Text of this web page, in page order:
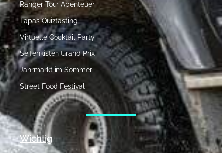
Ranger Tour Abenteuer
Tapas Quiztasting
Virtuelle Cocktail Party
Seifenkisten Grand Prix
Jahrmarkt im Sommer
Street Food Festival
Wichtig